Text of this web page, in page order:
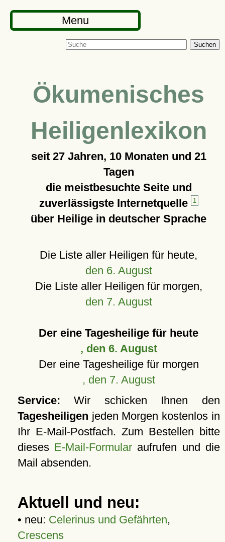
Menu
Suchen
Ökumenisches
Heiligenlexikon
seit 27 Jahren, 10 Monaten und 21
Tagen
die meistbesuchte Seite und
zuverlässigste Internetquelle
1
über Heilige in deutscher Sprache
Die Liste aller Heiligen für heute,
den 6. August
Die Liste aller Heiligen für morgen,
den 7. August
Der eine Tagesheilige für heute
, den 6. August
Der eine Tagesheilige für morgen
, den 7. August
Service: Wir schicken Ihnen den
Tagesheiligen jeden Morgen kostenlos in
Ihr E-Mail-Postfach. Zum Bestellen bitte
dieses E-Mail-Formular aufrufen und die
Mail absenden.
Aktuell und neu:
• neu: Celerinus und Gefährten,
Crescens